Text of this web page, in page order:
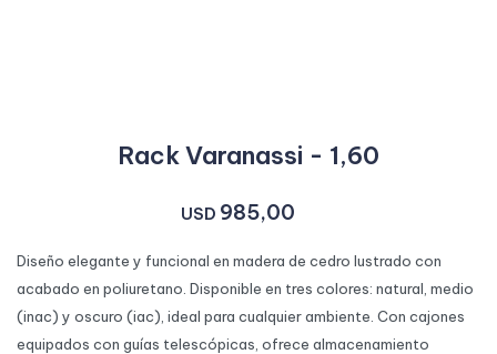
Rack Varanassi - 1,60
USD 985,00
Diseño elegante y funcional en madera de cedro lustrado con
acabado en poliuretano. Disponible en tres colores: natural, medio
(inac) y oscuro (iac), ideal para cualquier ambiente. Con cajones
equipados con guías telescópicas, ofrece almacenamiento